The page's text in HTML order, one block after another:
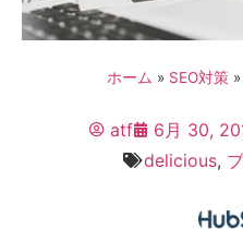
ホーム » SEO対策»
atf 6月 30,
delicious,